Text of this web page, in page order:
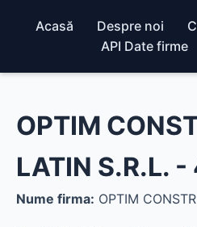
Acasă Despre noi
API Date firme
OPTIM
LATIN S.R.L.
Nume firma: OPTIM